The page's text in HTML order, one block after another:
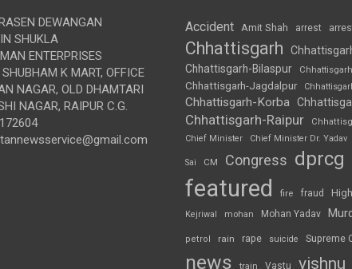
DEWANGAN
SHUKLA
ENTERPRISES
SHUBHAM K MART, OFFICE
NAGAR, OLD DHAMTARI
NAGAR, RAIPUR C.G.
Accident Amit Shah arrest
Chhattisgarh
Chhattisgarh-Bilaspur
Chhattisgarh-Jagdalpur
Chhattisgarh-Korba
Chhattisgarh-Raipur
Chief Minister
Chief Minister Dr. Yadav
Sai CM Congress dprcg
featured fire fraud
Kejriwal mohan Mohan Yadav
petrol rain rape suicide Supreme
news train Vastu vishnu